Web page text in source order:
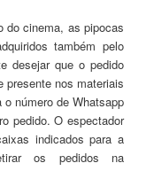
do cinema, as pipocas
também pelo
desejar que o pedido
presente nos materiais
número de Whatsapp
pedido. O espectador
indicados para a
os pedidos na